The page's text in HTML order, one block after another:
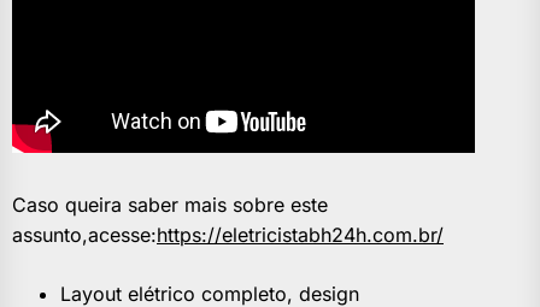
Caso queira saber mais sobre este
assunto,acesse:https://eletricistabh24h.com.br/
Layout elétrico completo, design